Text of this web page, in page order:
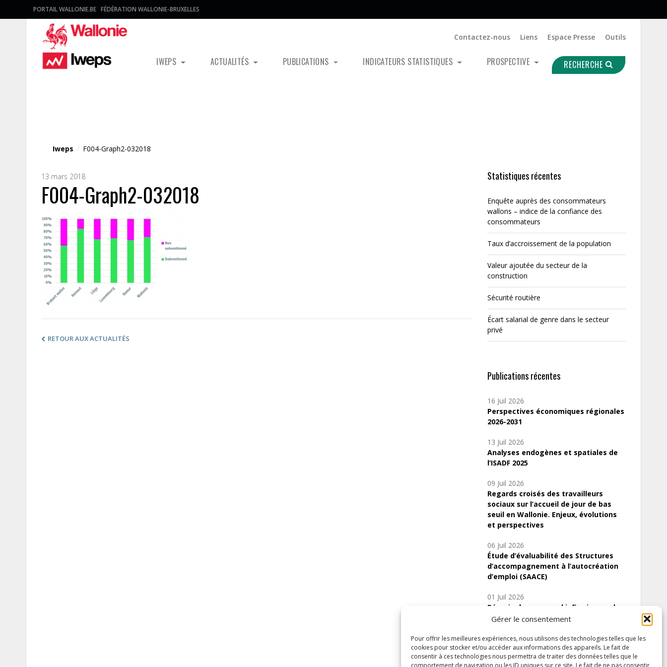
Gérer le consentement
Pour offrir les meilleures expériences, nous utilisons des technologies telles que les
cookies pour stocker et/ou accéder aux informations des appareils. Le fait de
consentir à ces technologies nous permettra de traiter des données telles que le
comportement de navigation ou les ID uniques sur ce site. Le fait de ne pas consentir
PORTAIL WALLONIE.BE FÉDÉRATION WALLONIE-BRUXELLES
Contactez-nous Liens Espace Presse Outils
IWEPS ACTUALITÉS PUBLICATIONS INDICATEURS STATISTIQUES PROSPECTIVE RECHERCHE
Iweps / F004-Graph2-032018
13 mars 2018
F004-Graph2-032018
RETOUR AUX ACTUALITÉS
Statistiques récentes
Enquête auprès des consommateurs
wallons – indice de la confiance des
consommateurs
Taux d’accroissement de la population
Valeur ajoutée du secteur de la
construction
Sécurité routière
Écart salarial de genre dans le secteur
privé
Publications récentes
16 Juil 2026
Perspectives économiques régionales
2026-2031
13 Juil 2026
Analyses endogènes et spatiales de
l’ISADF 2025
09 Juil 2026
Regards croisés des travailleurs
sociaux sur l’accueil de jour de bas
seuil en Wallonie. Enjeux, évolutions
et perspectives
06 Juil 2026
Étude d’évaluabilité des Structures
d’accompagnement à l’autocréation
d’emploi (SAACE)
01 Juil 2026
Pénurie du personnel infirmier :quels
indicateurs d’offre de soins pour